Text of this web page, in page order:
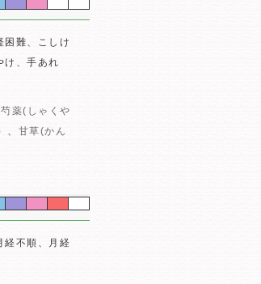
困難、こしけ
け、手あれ
芍薬(しゃくや
、 甘草(かん
経不順、月経